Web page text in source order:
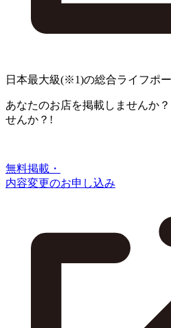
日本最大級(※1)の総合ライフポ
あなたのお店を掲載しませんか？
せんか？!
無料掲載・
内容変更のお申し込み